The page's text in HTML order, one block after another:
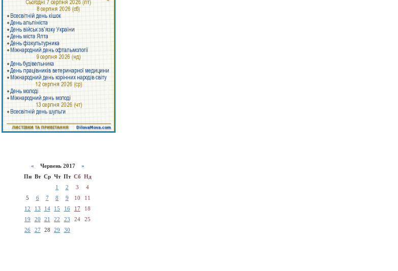
« Червень 2017 »
Пн Вт Ср Чт Пт Сб Нд
1
2 3
4
5
6 7 8 9 10
11
12
13 14 15 16 17
18
19
20 21 22 23 24
25
26
27 28 29 30